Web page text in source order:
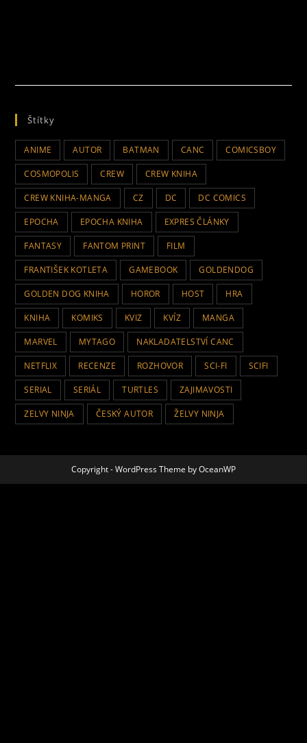
Štítky
ANIME AUTOR BATMAN CANC COMICSBOY
COSMOPOLIS CREW CREW KNIHA
CREW KNIHA-MANGA CZ DC DC COMICS
EPOCHA EPOCHA KNIHA EXPRES ČLÁNKY
FANTASY FANTOM PRINT FILM
FRANTIŠEK KOTLETA GAMEBOOK GOLDENDOG
GOLDEN DOG KNIHA HOROR HOST HRA
KNIHA KOMIKS KVIZ KVÍZ MANGA
MARVEL MYTAGO NAKLADATELSTVÍ CANC
NETFLIX RECENZE ROZHOVOR SCI-FI SCIFI
SERIAL SERIÁL TURTLES ZAJIMAVOSTI
ZELVY NINJA ČESKÝ AUTOR ŽELVY NINJA
Copyright - WordPress Theme by OceanWP